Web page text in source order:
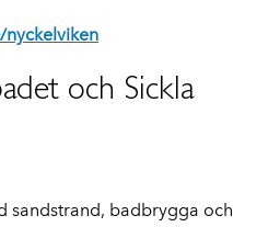
nyckelviken
och Sickla
sandstrand, badbrygga och